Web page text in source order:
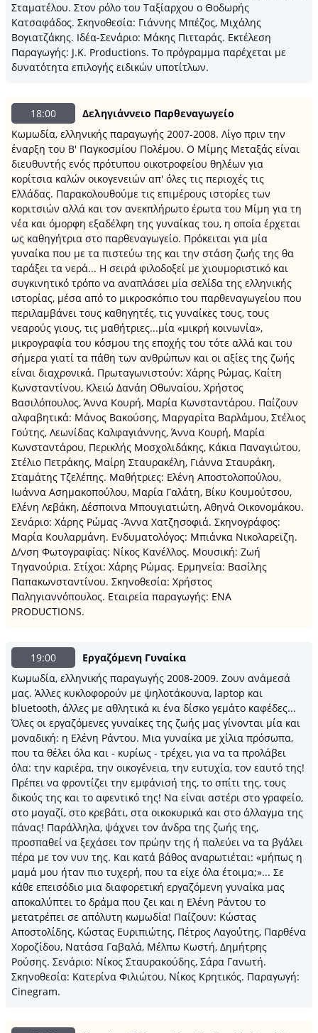
Σταματέλου. Στον ρόλο του Ταξίαρχου ο Θοδωρής
Κατσαφάδος. Σκηνοθεσία: Γιάννης Μπέζος, Μιχάλης
Βογιατζάκης. Ιδέα-Σενάριο: Μάκης Πιτταράς. Εκτέλεση
Παραγωγής: J.K. Productions. Το πρόγραμμα παρέχεται με
δυνατότητα επιλογής ειδικών υποτίτλων.
18:00
Δεληγιάννειο Παρθεναγωγείο
Κωμωδία, ελληνικής παραγωγής 2007-2008. Λίγο πριν την
έναρξη του Β' Παγκοσμίου Πολέμου. Ο Μίμης Μεταξάς είναι
διευθυντής ενός πρότυπου οικοτροφείου θηλέων για
κορίτσια καλών οικογενειών απ' όλες τις περιοχές τις
Ελλάδας. Παρακολουθούμε τις επιμέρους ιστορίες των
κοριτσιών αλλά και τον ανεκπλήρωτο έρωτα του Μίμη για τη
νέα και όμορφη εξαδέλφη της γυναίκας του, η οποία έρχεται
ως καθηγήτρια στο παρθεναγωγείο. Πρόκειται για μία
γυναίκα που με τα πιστεύω της και την στάση ζωής της θα
ταράξει τα νερά... Η σειρά φιλοδοξεί με χιουμοριστικό και
συγκινητικό τρόπο να αναπλάσει μία σελίδα της ελληνικής
ιστορίας, μέσα από το μικροσκόπιο του παρθεναγωγείου που
περιλαμβάνει τους καθηγητές, τις γυναίκες τους, τους
νεαρούς γιους, τις μαθήτριες...μία «μικρή κοινωνία»,
μικρογραφία του κόσμου της εποχής του τότε αλλά και του
σήμερα γιατί τα πάθη των ανθρώπων και οι αξίες της ζωής
είναι διαχρονικά. Πρωταγωνιστούν: Χάρης Ρώμας, Καίτη
Κωνσταντίνου, Κλειώ Δανάη Οθωναίου, Χρήστος
Βασιλόπουλος, Άννα Κουρή, Μαρία Κωνσταντάρου. Παίζουν
αλφαβητικά: Μάνος Βακούσης, Μαργαρίτα Βαρλάμου, Στέλιος
Γούτης, Λεωνίδας Καλφαγιάννης, Άννα Κουρή, Μαρία
Κωνσταντάρου, Περικλής Μοσχολιδάκης, Κάκια Παναγιώτου,
Στέλιο Πετράκης, Μαίρη Σταυρακέλη, Γιάννα Σταυράκη,
Σταμάτης Τζελέπης. Μαθήτριες: Ελένη Αποστολοπούλου,
Ιωάννα Ασημακοπούλου, Μαρία Γαλάτη, Βίκυ Κουμούτσου,
Ελένη Λεβάκη, Δέσποινα Μπουγιατιώτη, Αθηνά Οικονομάκου.
Σενάριο: Χάρης Ρώμας -Άννα Χατζησοφιά. Σκηνογράφος:
Μαρία Κουλαρμάνη. Ενδυματολόγος: Μπιάνκα Νικολαρεϊζη.
Δ/νση Φωτογραφίας: Νίκος Κανέλλος. Μουσική: Ζωή
Τηγανούρια. Στίχοι: Χάρης Ρώμας. Ερμηνεία: Βασίλης
Παπακωνσταντίνου. Σκηνοθεσία: Χρήστος
Παληγιαννόπουλος. Εταιρεία παραγωγής: ΕΝΑ
PRODUCTIONS.
19:00
Εργαζόμενη Γυναίκα
Κωμωδία, ελληνικής παραγωγής 2008-2009. Ζουν ανάμεσά
μας. Άλλες κυκλοφορούν με ψηλοτάκουνα, laptop και
bluetooth, άλλες με αθλητικά κι ένα δίσκο γεμάτο καφέδες...
Όλες οι εργαζόμενες γυναίκες της ζωής μας γίνονται μία και
μοναδική: η Ελένη Ράντου. Μια γυναίκα με χίλια πρόσωπα,
που τα θέλει όλα και - κυρίως - τρέχει, για να τα προλάβει
όλα: την καριέρα, την οικογένεια, την ευτυχία, τον εαυτό της!
Πρέπει να φροντίζει την εμφάνισή της, το σπίτι της, τους
δικούς της και το αφεντικό της! Να είναι αστέρι στο γραφείο,
στο μαγαζί, στο κρεβάτι, στα οικοκυρικά και στο άλλαγμα της
πάνας! Παράλληλα, ψάχνει τον άνδρα της ζωής της,
προσπαθεί να ξεχάσει τον πρώην της ή παλεύει να τα βγάλει
πέρα με τον νυν της. Και κατά βάθος αναρωτιέται: «μήπως η
μαμά μου ήταν πιο τυχερή, που τα είχε όλα έτοιμα;»... Σε
κάθε επεισόδιο μια διαφορετική εργαζόμενη γυναίκα μας
αποκαλύπτει το δράμα που ζει και η Ελένη Ράντου το
μετατρέπει σε απόλυτη κωμωδία! Παίζουν: Κώστας
Αποστολίδης, Κώστας Ευριπιώτης, Πέτρος Λαγούτης, Παρθένα
Χοροζίδου, Νατάσα Γαβαλά, Μέλπω Κωστή, Δημήτρης
Ρούσης. Σενάριο: Νίκος Σταυρακούδης, Σάρα Γανωτή.
Σκηνοθεσία: Κατερίνα Φιλιώτου, Νίκος Κρητικός. Παραγωγή:
Cinegram.